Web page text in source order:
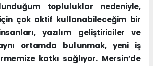
topluluklar nedeniyle,
çok aktif kullanabileceğim bir
yazılım geliştiriciler ve
ortamda bulunmak, yeni iş
katkı sağlıyor. Mersin’de